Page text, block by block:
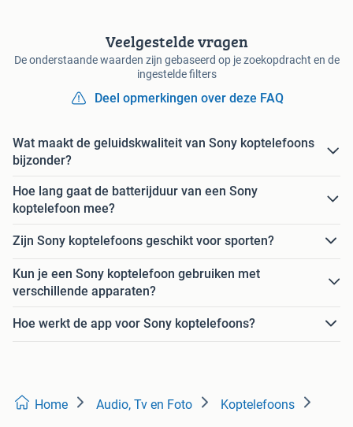
Veelgestelde vragen
De onderstaande waarden zijn gebaseerd op je zoekopdracht en de
ingestelde filters
Deel opmerkingen over deze FAQ
Wat maakt de geluidskwaliteit van Sony koptelefoons
bijzonder?
Hoe lang gaat de batterijduur van een Sony
koptelefoon mee?
Zijn Sony koptelefoons geschikt voor sporten?
Kun je een Sony koptelefoon gebruiken met
verschillende apparaten?
Hoe werkt de app voor Sony koptelefoons?
Home Audio, Tv en Foto Koptelefoons